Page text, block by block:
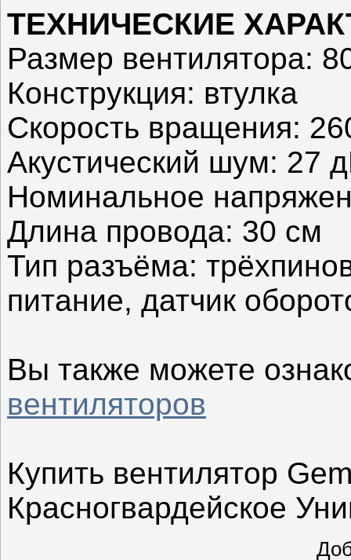
ТЕХНИЧЕСКИЕ
Размер вентилятора:
Конструкция: втулка
Скорость вращения:
Акустический шум: 27
Номинальное
Длина провода: 30 см
Тип разъёма:
питание, датчик
Вы также можете
вентиляторов
Купить вентилятор
Красногвардейское